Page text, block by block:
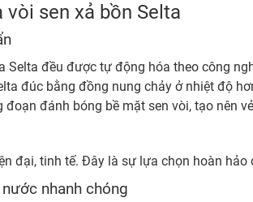
sen xả bồn Selta
Selta đều được tự động hóa theo công
đúc bằng đồng nung chảy ở nhiệt độ
đoạn đánh bóng bề mặt sen vòi, tạo nên
đại, tinh tế. Đây là sự lựa chọn hoàn
nhanh chóng